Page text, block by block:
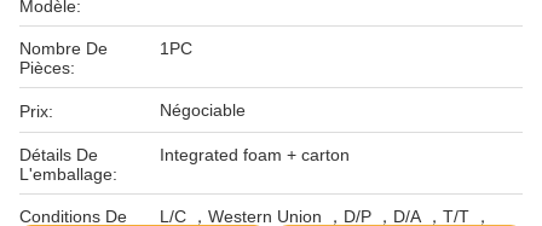
Modèle:
Nombre De
Pièces:
1PC
Prix: Négociable
Détails De
L'emballage:
Integrated foam + carton
Conditions De
L/C ，Western Union ，D/P ，D/A ，T/T ，